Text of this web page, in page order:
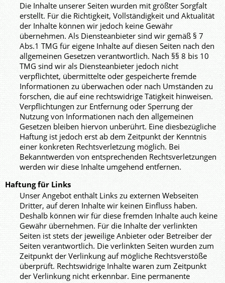
Die Inhalte unserer Seiten wurden mit größter Sorgfalt
erstellt. Für die Richtigkeit, Vollständigkeit und Aktualität
der Inhalte können wir jedoch keine Gewähr
übernehmen. Als Diensteanbieter sind wir gemäß § 7
Abs.1 TMG für eigene Inhalte auf diesen Seiten nach den
allgemeinen Gesetzen verantwortlich. Nach §§ 8 bis 10
TMG sind wir als Diensteanbieter jedoch nicht
verpflichtet, übermittelte oder gespeicherte fremde
Informationen zu überwachen oder nach Umständen zu
forschen, die auf eine rechtswidrige Tätigkeit hinweisen.
Verpflichtungen zur Entfernung oder Sperrung der
Nutzung von Informationen nach den allgemeinen
Gesetzen bleiben hiervon unberührt. Eine diesbezügliche
Haftung ist jedoch erst ab dem Zeitpunkt der Kenntnis
einer konkreten Rechtsverletzung möglich. Bei
Bekanntwerden von entsprechenden Rechtsverletzungen
werden wir diese Inhalte umgehend entfernen.
Haftung für Links
Unser Angebot enthält Links zu externen Webseiten
Dritter, auf deren Inhalte wir keinen Einfluss haben.
Deshalb können wir für diese fremden Inhalte auch keine
Gewähr übernehmen. Für die Inhalte der verlinkten
Seiten ist stets der jeweilige Anbieter oder Betreiber der
Seiten verantwortlich. Die verlinkten Seiten wurden zum
Zeitpunkt der Verlinkung auf mögliche Rechtsverstöße
überprüft. Rechtswidrige Inhalte waren zum Zeitpunkt
der Verlinkung nicht erkennbar. Eine permanente